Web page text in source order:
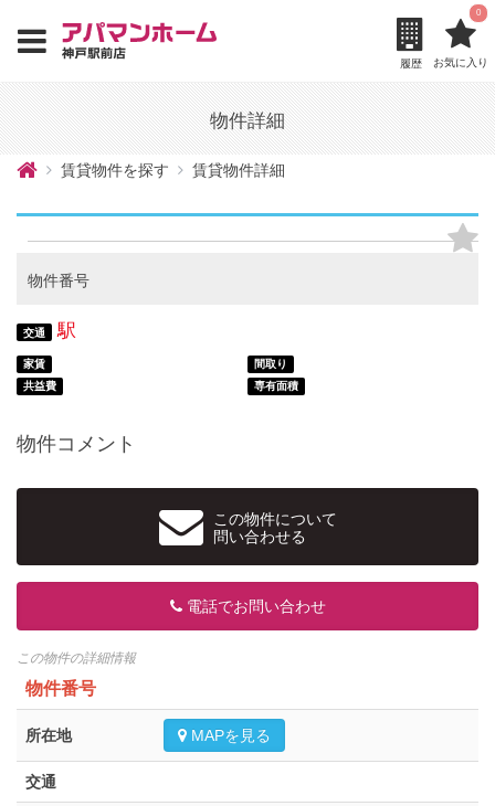
お気に入り
0
履歴
物件詳細
賃貸物件を探す 賃貸物件詳細
物件番号
交通 駅
家賃
共益費
間取り
専有面積
物件コメント
この物件について
問い合わせる
電話でお問い合わせ
この物件の詳細情報
物件番号
所在地 MAPを見る
交通